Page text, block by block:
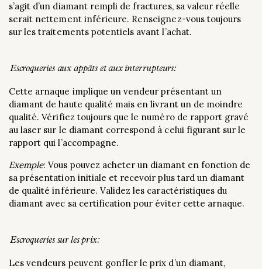
s’agit d’un diamant rempli de fractures, sa valeur réelle
serait nettement inférieure. Renseignez-vous toujours
sur les traitements potentiels avant l’achat.
Escroqueries aux appâts et aux interrupteurs:
Cette arnaque implique un vendeur présentant un
diamant de haute qualité mais en livrant un de moindre
qualité. Vérifiez toujours que le numéro de rapport gravé
au laser sur le diamant correspond à celui figurant sur le
rapport qui l’accompagne.
Exemple: Vous pouvez acheter un diamant en fonction de
sa présentation initiale et recevoir plus tard un diamant
de qualité inférieure. Validez les caractéristiques du
diamant avec sa certification pour éviter cette arnaque.
Escroqueries sur les prix:
Les vendeurs peuvent gonfler le prix d’un diamant,